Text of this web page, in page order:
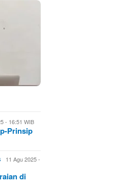
- 16:51 WIB
Prinsip
11 Agu 2025 -
di